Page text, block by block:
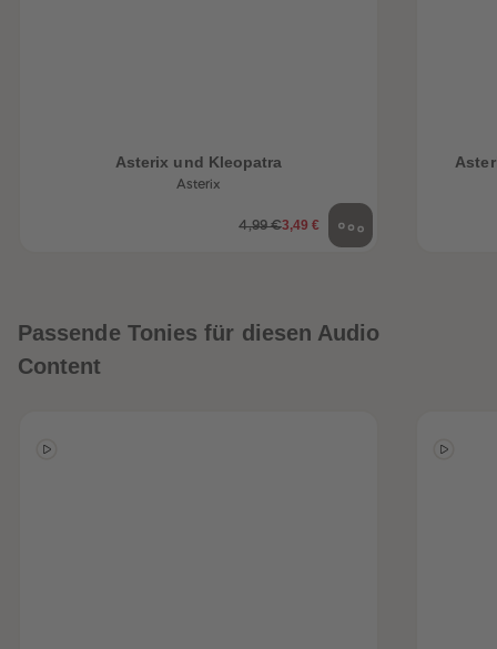
Asterix und Kleopatra
Asterix
4,99 €3,49 €
Passende Tonies für diesen Audio
Content